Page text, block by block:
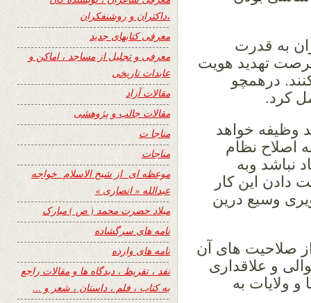
به قدرت
تهدید هویت
درهمچو
کرد.
وظیفه خواهد
اصلاح نظام
نباشد وبه
دادن این کار
وسیع درین
صلاحیت های آن
و علاقداری
ولایات به
،داکتران و روشنفکران
معرفی کتابهای جدید
معرفی و تجلیل از مساجد ، اماکن و
عابدات تاریخی
مقالات آزاد
مقالات جالب و پژوهشی
مناجا ت
مناجات
موعظه ای از شیخ الاسلام خواجه
عبدالله « انصاری »
میلاد حضرت محمد ( ص ) مبارک
نامه های سرگشاده
نامه های وارده
نفد ، تقریظ ، دیدگاه ها و مقالات راجع
به کتاب ، فلم ، داستان ، شعر و …